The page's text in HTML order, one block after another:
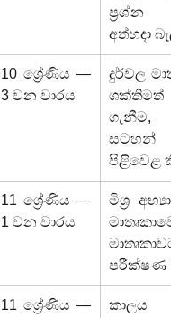
ප්‍රශ්න
අත්හදා
10 ශ්‍රේණිය —
3 වන වාරය
දුර්වල
ශක්තිමත්
ගැනීම,
සටහන්
පිළිවෙළ
11 ශ්‍රේණිය —
1 වන වාරය
මිශ්‍ර
මාතෘකාවට
පරීක්ෂණ
11 ශ්‍රේණිය —
කාලය